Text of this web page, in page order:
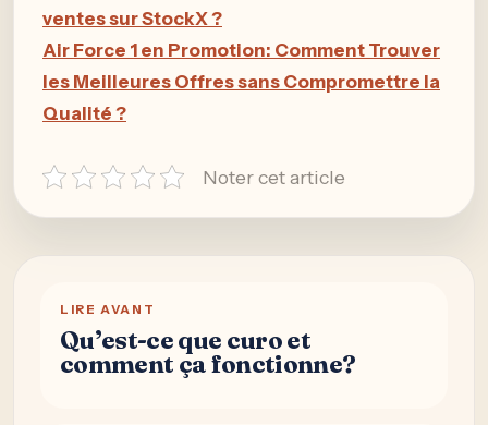
ventes sur StockX ?
Air Force 1 en Promotion: Comment Trouver
les Meilleures Offres sans Compromettre la
Qualité ?
Noter cet article
LIRE AVANT
Qu’est-ce que curo et
comment ça fonctionne?